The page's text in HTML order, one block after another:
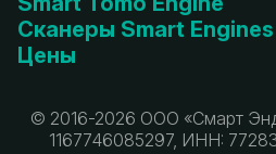
Сканеры Smart Engines
Цены
© 2016-2026 ООО «Смарт
1167746085297, ИНН: